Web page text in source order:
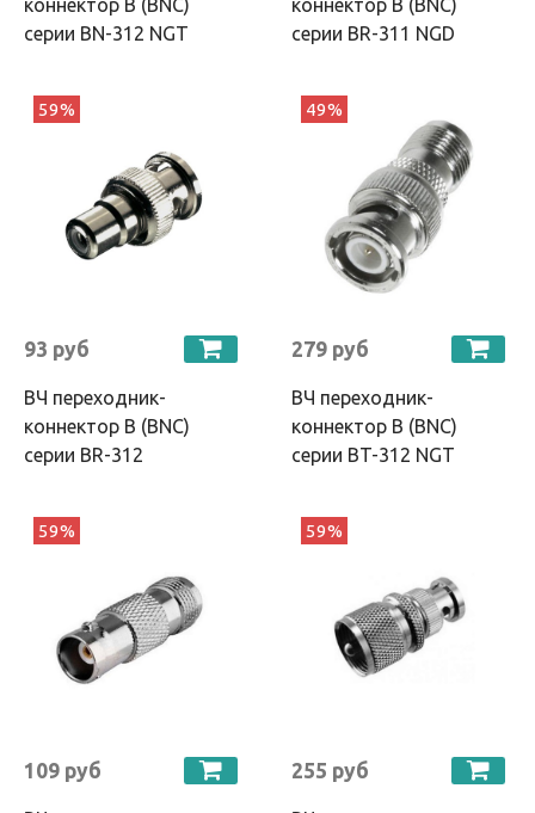
коннектор B (BNC)
серии BN-312 NGT
коннектор B (BNC)
серии BR-311 NGD
59%
93 руб
ВЧ переходник-
коннектор B (BNC)
серии BR-312
49%
279 руб
ВЧ переходник-
коннектор B (BNC)
серии BT-312 NGT
59%
109 руб
59%
255 руб